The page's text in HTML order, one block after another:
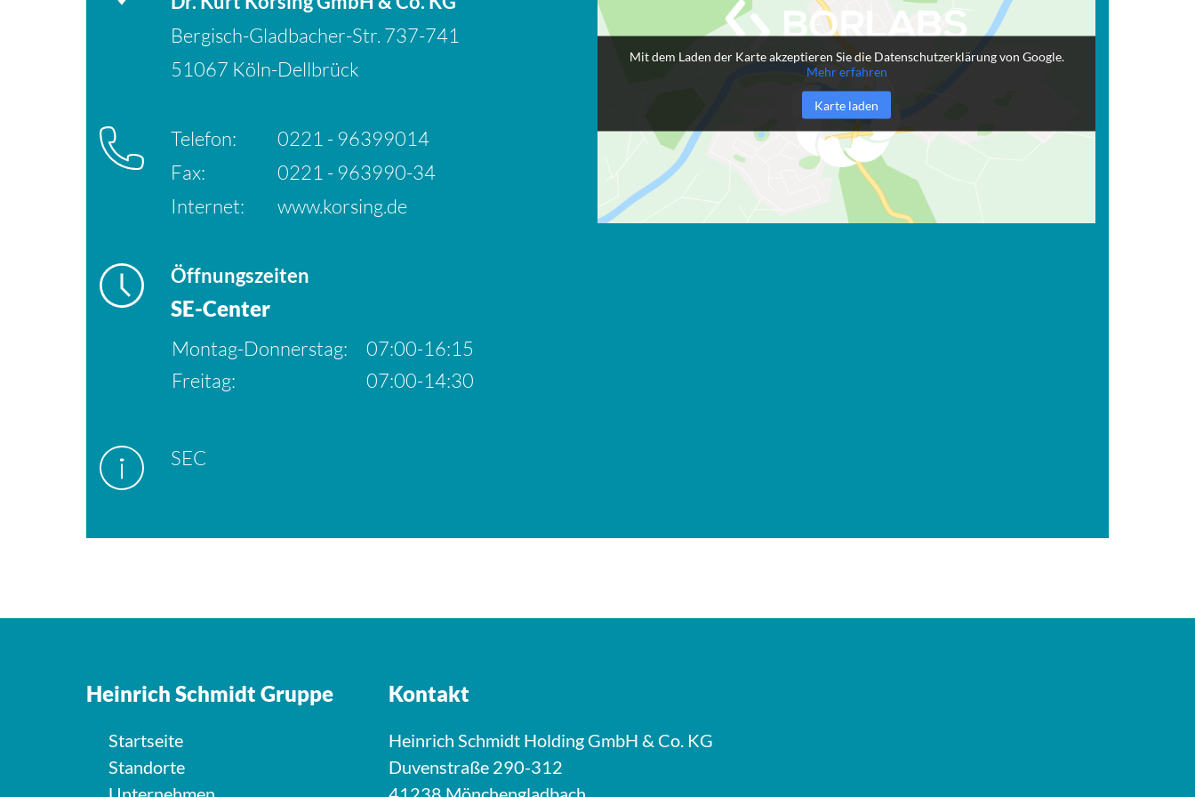
Bergisch-Gladbacher-Str. 737-741
51067 Köln-Dellbrück
Telefon:
0221 - 96399014
Fax:
0221 - 963990-34
Internet:
www.korsing.de
Öffnungszeiten
SE-Center
Montag-Donnerstag:
07:00-16:15
Freitag:
07:00-14:30
SEC
Mit dem Laden der Karte akzeptieren Sie die Datenschutzerklärung von Google.
Mehr erfahren
Karte laden
Heinrich Schmidt Gruppe
Startseite
Standorte
Kontakt
Heinrich Schmidt Holding GmbH & Co. KG
Duvenstraße 290-312